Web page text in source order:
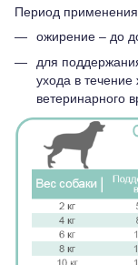
Период
ожирение – до
для
ухода в
ветеринарного